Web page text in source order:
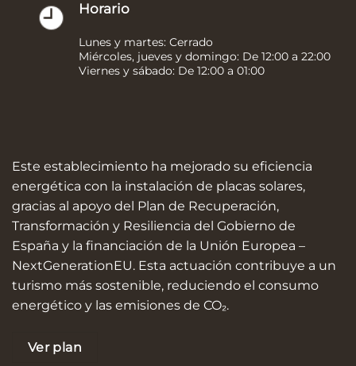
Horario
Lunes y martes: Cerrado
Miércoles, jueves y domingo: De 12:00 a 22:00
Viernes y sábado: De 12:00 a 01:00
Este establecimiento ha mejorado su eficiencia
energética con la instalación de placas solares,
gracias al apoyo del Plan de Recuperación,
Transformación y Resiliencia del Gobierno de
España y la financiación de la Unión Europea –
NextGenerationEU. Esta actuación contribuye a un
turismo más sostenible, reduciendo el consumo
energético y las emisiones de CO₂.
Ver plan